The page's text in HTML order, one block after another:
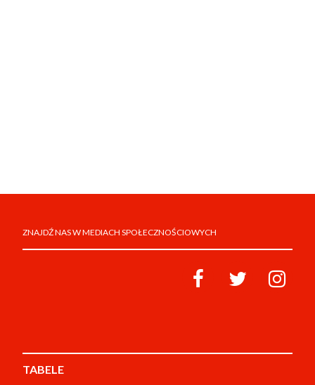
ZNAJDŹ NAS W MEDIACH SPOŁECZNOŚCIOWYCH
TABELE